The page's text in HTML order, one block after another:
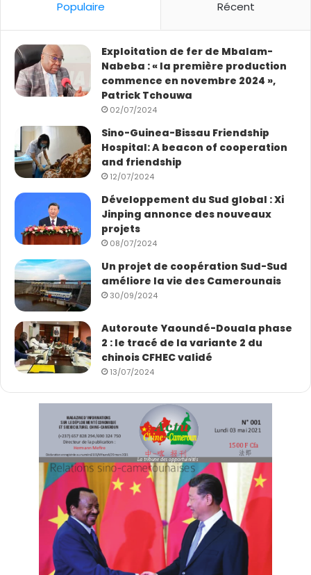
Populaire Récent
Exploitation de fer de Mbalam-
Nabeba : « la première production
commence en novembre 2024 »,
Patrick Tchouwa
02/07/2024
Sino-Guinea-Bissau Friendship
Hospital: A beacon of cooperation
and friendship
12/07/2024
Développement du Sud global : Xi
Jinping annonce des nouveaux
projets
08/07/2024
Un projet de coopération Sud-Sud
améliore la vie des Camerounais
30/09/2024
Autoroute Yaoundé-Douala phase
2 : le tracé de la variante 2 du
chinois CFHEC validé
13/07/2024